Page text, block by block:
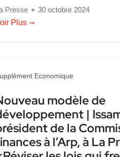
Presse
30 octobre 2024
Plus
Economique
modèle de
|
de la
à l’Arp, à La